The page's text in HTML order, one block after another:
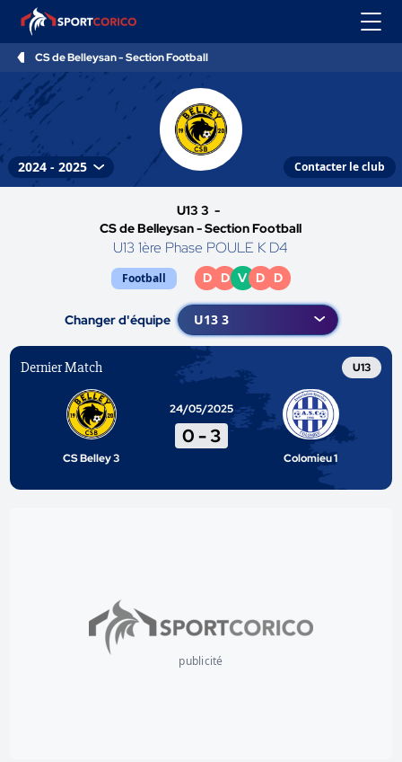
CS de Belleysan - Section Football
Contacter le club
U13 3 -
CS de Belleysan - Section Football
U13 1ère Phase POULE K D4
Football D D V D D
Changer d'équipe
Dernier Match U13
CS Belley 3
24/05/2025
0- 3
Colomieu 1
publicité